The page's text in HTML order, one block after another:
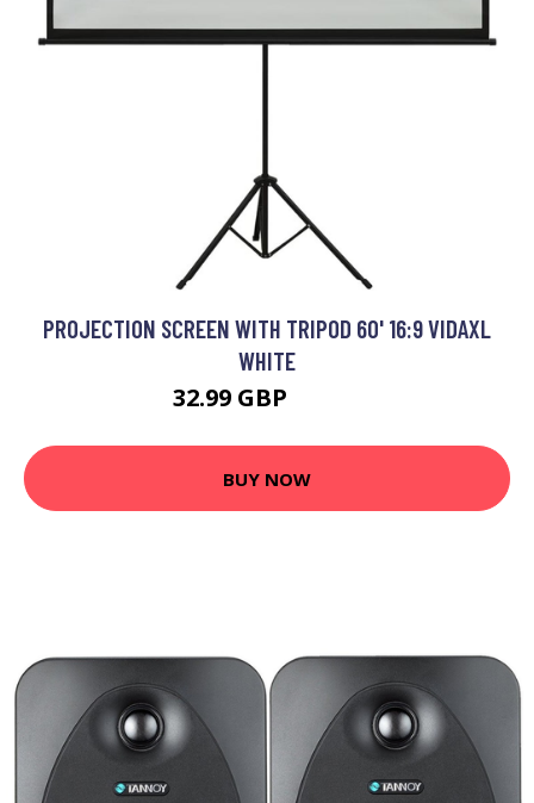
PROJECTION SCREEN WITH TRIPOD 60' 16:9 VIDAXL
WHITE
32.99 GBP
BUY NOW